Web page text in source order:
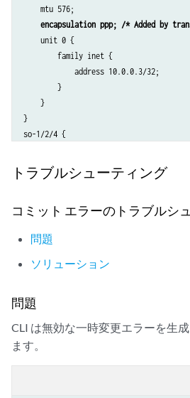
    mtu 576;
encapsulation ppp; /* Added by
    unit 0 {
        family inet {
            address 10.0.0.3/32;
        }
    }
}
so-1/2/4 {
    unit 0 {
        family inet {
        }
so-2/3/4 {
    unit 0 {
        family mpls;
    }
トラブルシューティング
コミット エラーのトラブルシ
問題
ソリューション
問題
CLI は無効な一時変更エラーを生
ます。